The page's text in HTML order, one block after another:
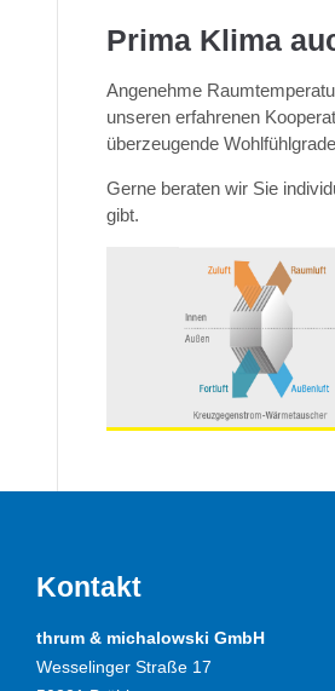
Prima Klima
Angenehme
unseren erfahrenen
überzeugende
Gerne beraten wir Sie
gibt.
Kontakt
thrum & michalowski GmbH
Wesselinger Straße 17